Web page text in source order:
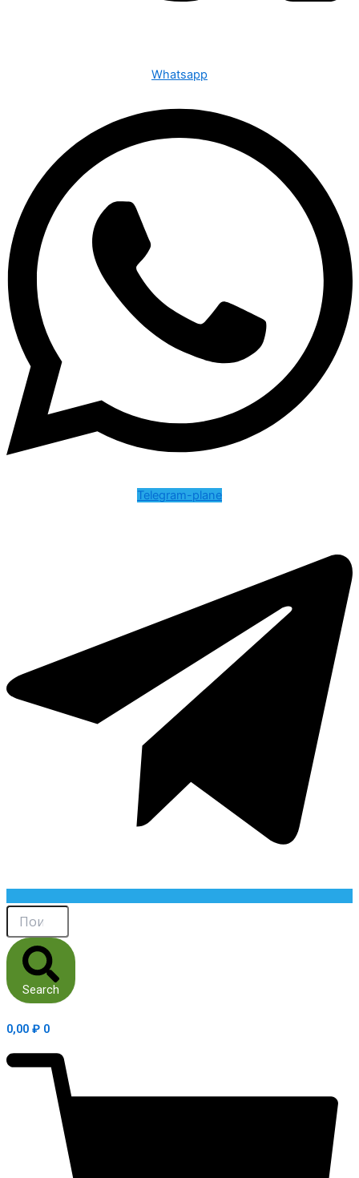
Whatsapp
Telegram-plane
Search
0,00 ₽ 0